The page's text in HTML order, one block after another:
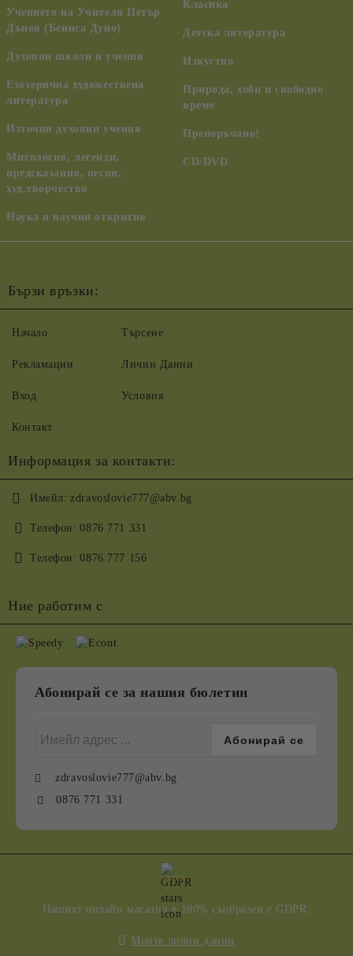
Учението на Учителя Петър
Дънов (Беинса Дуно)
Духовни школи и учения
Езотерична художествена
литература
Източни духовни учения
Митология, легенди,
предсказания, песни,
худ.творчество
Наука и научни открития
Класика
Детска литература
Изкуство
Природа, хоби и свободно
време
Препоръчано!
CD/DVD
Бързи връзки:
Начало
Рекламации
Вход
Контакт
Търсене
Лични Данни
Условия
Информация за контакти:
Имейл: zdravoslovie777@abv.bg
Телефон: 0876 771 331
Телефон: 0876 777 156
Ние работим с
Абонирай се за нашия бюлетин
zdravoslovie777@abv.bg
0876 771 331
GDPR
Нашият онлайн магазин е 100% съобразен с GDPR.
Моите лични данни